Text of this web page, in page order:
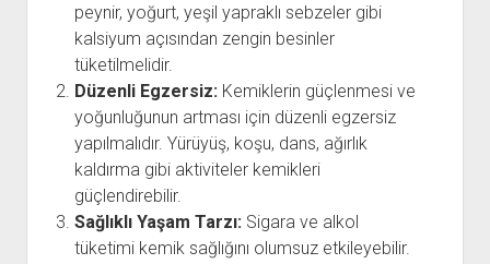
peynir, yoğurt, yeşil yapraklı sebzeler gibi
kalsiyum açısından zengin besinler
tüketilmelidir.
Düzenli Egzersiz: Kemiklerin güçlenmesi ve
yoğunluğunun artması için düzenli egzersiz
yapılmalıdır. Yürüyüş, koşu, dans, ağırlık
kaldırma gibi aktiviteler kemikleri
güçlendirebilir.
Sağlıklı Yaşam Tarzı: Sigara ve alkol
tüketimi kemik sağlığını olumsuz etkileyebilir.